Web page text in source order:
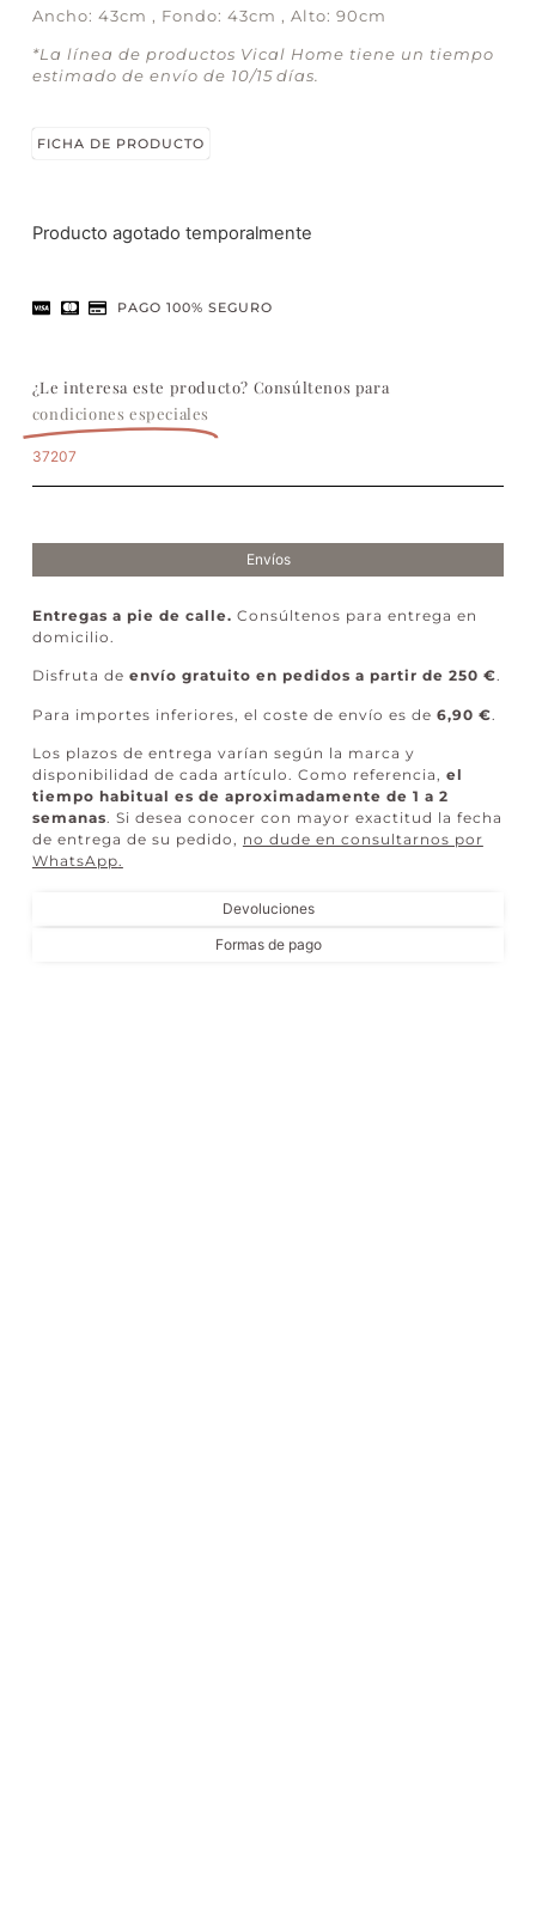
Ancho: 43cm , Fondo: 43cm , Alto: 90cm
*La línea de productos Vical Home tiene un tiempo
estimado de envío de 10/15 días.
FICHA DE PRODUCTO
Producto agotado temporalmente
PAGO 100% SEGURO
¿Le interesa este producto? Consúltenos para
condiciones especiales
37207
Envíos
Devoluciones
Formas de pago
Entregas a pie de calle. Consúltenos para entrega en
domicilio.
Disfruta de envío gratuito en pedidos a partir de 250 €.
Para importes inferiores, el coste de envío es de 6,90 €
Los plazos de entrega varían según la marca y
disponibilidad de cada artículo. Como referencia, el
tiempo habitual es de aproximadamente de 1 a 2
semanas. Si desea conocer con mayor exactitud la fecha
de entrega de su pedido, no dude en consultarnos por
WhatsApp.